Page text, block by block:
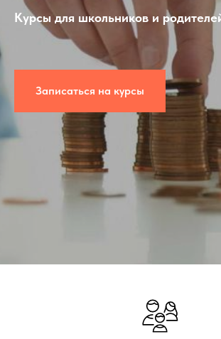
Курсы для школьников и
Записаться на курсы